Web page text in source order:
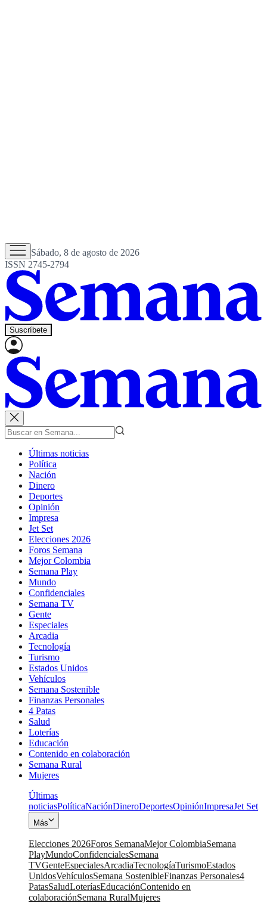
Sábado, 8 de agosto de 2026
ISSN 2745-2794
Suscríbete
Últimas noticias
Política
Nación
Dinero
Deportes
Opinión
Impresa
Jet Set
Elecciones 2026
Foros Semana
Mejor Colombia
Semana Play
Mundo
Confidenciales
Semana TV
Gente
Especiales
Arcadia
Tecnología
Turismo
Estados Unidos
Vehículos
Semana Sostenible
Finanzas Personales
4 Patas
Salud
Loterías
Educación
Contenido en colaboración
Semana Rural
Mujeres
Últimas
noticiasPolíticaNaciónDineroDeportesOpiniónImpresaJet Set
Más
Elecciones 2026Foros SemanaMejor ColombiaSemana
PlayMundoConfidencialesSemana
TVGenteEspecialesArcadiaTecnologíaTurismoEstados
UnidosVehículosSemana SostenibleFinanzas Personales4
PatasSaludLoteríasEducaciónContenido en
colaboraciónSemana RuralMujeres